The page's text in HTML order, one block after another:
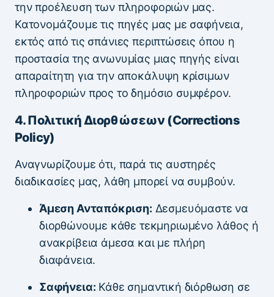
την προέλευση των πληροφοριών μας.
Κατονομάζουμε τις πηγές μας με σαφήνεια,
εκτός από τις σπάνιες περιπτώσεις όπου η
προστασία της ανωνυμίας μιας πηγής είναι
απαραίτητη για την αποκάλυψη κρίσιμων
πληροφοριών προς το δημόσιο συμφέρον.
4. Πολιτική Διορθώσεων (Corrections
Policy)
Αναγνωρίζουμε ότι, παρά τις αυστηρές
διαδικασίες μας, λάθη μπορεί να συμβούν.
Άμεση Ανταπόκριση: Δεσμευόμαστε να
διορθώνουμε κάθε τεκμηριωμένο λάθος ή
ανακρίβεια άμεσα και με πλήρη
διαφάνεια.
Σαφήνεια: Κάθε σημαντική διόρθωση σε